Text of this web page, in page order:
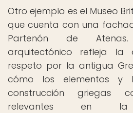
Otro ejemplo es el Museo
que cuenta con una
Partenón de
arquitectónico refleja la
respeto por la antigua
cómo los elementos y
construcción griegas
relevantes en la